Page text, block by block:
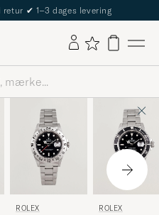
retur ✔ 1–3 dages levering
ROLEX
ROLEX